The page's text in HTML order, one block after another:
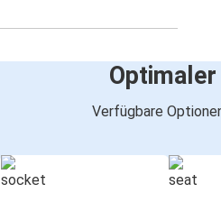
Verfügbare